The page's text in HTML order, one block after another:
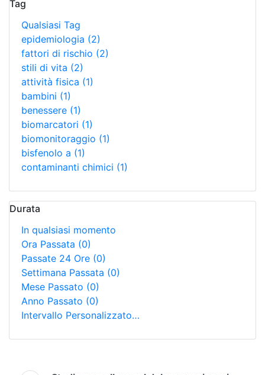
Tag
Qualsiasi Tag
epidemiologia (2)
fattori di rischio (2)
stili di vita (2)
attività fisica (1)
bambini (1)
benessere (1)
biomarcatori (1)
biomonitoraggio (1)
bisfenolo a (1)
contaminanti chimici (1)
Durata
In qualsiasi momento
Ora Passata (0)
Passate 24 Ore (0)
Settimana Passata (0)
Mese Passato (0)
Anno Passato (0)
Intervallo Personalizzato…
Ricerca